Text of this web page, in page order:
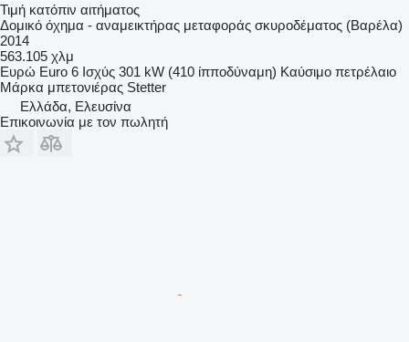
Τιμή κατόπιν αιτήματος
Δομικό όχημα - αναμεικτήρας μεταφοράς σκυροδέματος (Βαρέλα)
2014
563.105 χλμ
Ευρώ Euro 6 Ισχύς 301 kW (410 ίπποδύναμη) Καύσιμο πετρέλαιο
Μάρκα μπετονιέρας Stetter
Ελλάδα, Ελευσίνα
Επικοινωνία με τον πωλητή